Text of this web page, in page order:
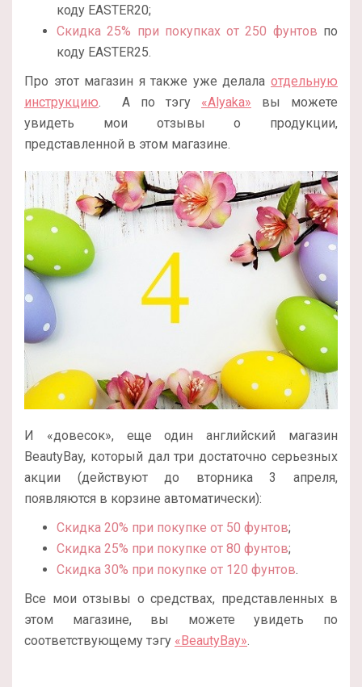
коду EASTER20;
Скидка 25% при покупках от 250 фунтов по
коду EASTER25.
Про этот магазин я также уже делала отдельную
инструкцию. А по тэгу «Alyaka» вы можете
увидеть мои отзывы о продукции,
представленной в этом магазине.
И «довесок», еще один английский магазин
BeautyBay, который дал три достаточно серьезных
акции (действуют до вторника 3 апреля,
появляются в корзине автоматически):
Скидка 20% при покупке от 50 фунтов;
Скидка 25% при покупке от 80 фунтов;
Скидка 30% при покупке от 120 фунтов.
Все мои отзывы о средствах, представленных в
этом магазине, вы можете увидеть по
соответствующему тэгу «BeautyBay».